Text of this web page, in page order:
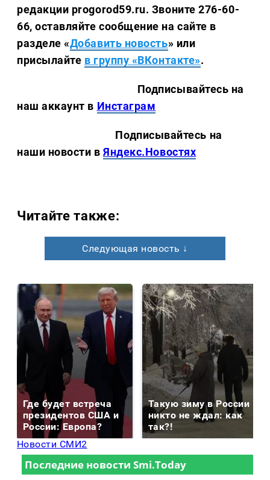
редакции progorod59.ru. Звоните 276-60-
66, оставляйте сообщение на сайте в
разделе «Добавить новость» или
присылайте в группу «ВКонтакте».
Подписывайтесь на
наш аккаунт в Инстаграм
Подписывайтесь на
наши новости вЯндекс.Новостях
Читайте также:
Следующая новость ↓
Где будет встреча
президентов США и
России: Европа?
Такую зиму в России
никто не ждал: как
так?!
Новости СМИ2